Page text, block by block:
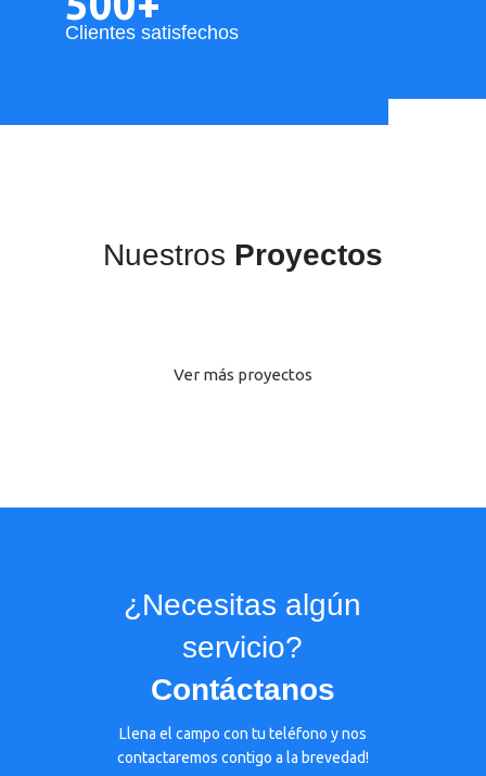
Clientes satisfechos
Nuestros Proyectos
Brandeo de espacios
Instalación de mamparas para McDonalds
Ver más proyectos
¿Necesitas algún
servicio?
Contáctanos
Llena el campo con tu teléfono y nos
contactaremos contigo a la brevedad!